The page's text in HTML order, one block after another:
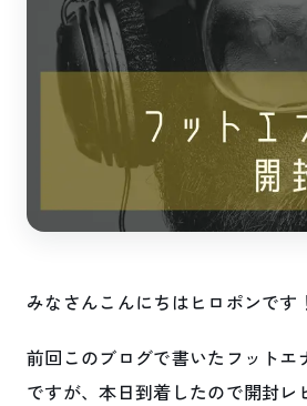
みなさんこんにちはヒロポンです
前回このブログで書いたフットエ
ですが、本日到着したので開封レ